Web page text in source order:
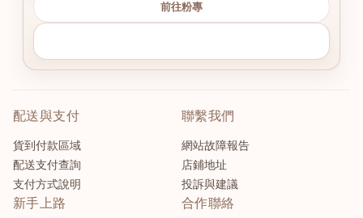
前往粉專
配送與支付
貨到付款區域
配送支付查詢
支付方式說明
聯繫我們
網站故障報告
店鋪地址
投訴與建議
新手上路 合作聯絡